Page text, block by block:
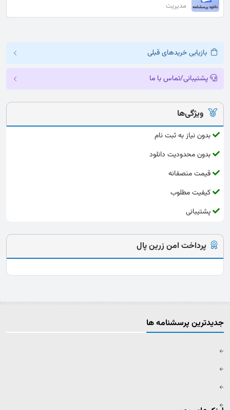
مدیریت
بازیابی خریدهای قبلی
پشتیبانی/تماس با ما
ویژگی‌ها
بدون نیاز به ثبت نام
بدون محدودیت دانلود
قیمت منصفانه
کیفیت مطلوب
پشتیبانی
پرداخت امن زرین پال
جدیدترین پرسشنامه ها